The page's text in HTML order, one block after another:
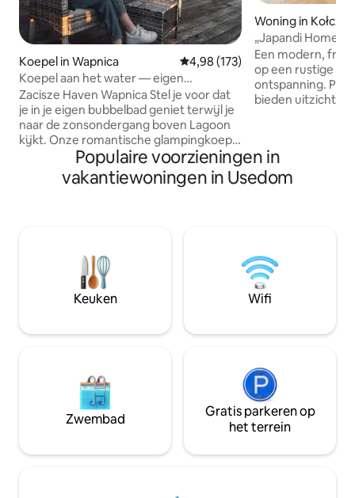
Koepel in Wapnica Gemiddelde beoordeling van
4,98 (173)
Koepel aan het water — eigen
bubbelbad, sauna, zonsondergang
Zacisze Haven Wapnica Stel je voor dat
je in je eigen bubbelbad geniet terwijl je
naar de zonsondergang boven Lagoon
kijkt. Onze romantische glampingkoepel
is een romantische plek in de natuur met
een prachtig uitzicht op het water. Je
kunt gebruikmaken van een sauna, een
Międzyzdroje, wandelen, fietsen,
kajakken en stranden. We hebben
fietsen en kajaks te huur. Als de Dome is
geboekt, controleer dan ons Beach
Woning in
„Japandi Home”
natuur
Een modern, fris
op een rustige
ontspanning.
bieden uitzicht
comfortabel en
omheind perceel
ruimte. Een plek
en aangename
ontspannen.
Populaire voorzieningen in
vakantiewoningen in Usedom
Keuken Wifi
Zwembad
Gratis parkeren op
het terrein